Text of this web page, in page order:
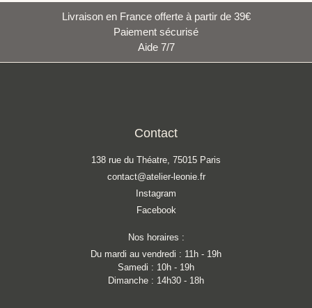
Livraison en France offerte à partir de 39€
Paiement sécurisé
Aide 7/7
Contact
138 rue du Théatre, 75015 Paris
contact@atelier-leonie.fr
Instagram
Facebook
Nos horaires :
Du mardi au vendredi : 11h - 19h
Samedi : 10h - 19h
Dimanche : 14h30 - 18h